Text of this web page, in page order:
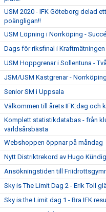
USM 2020 - IFK Göteborg delad
poängligan!!
USM Löpning i Norrköping -
Dags för riksfinal i
USM Hoppgrenar i Sollentuna -
JSM/USM Kastgrenar - Norrköping
Senior SM i Uppsala
Välkommen till årets IFK:dag och
Komplett statistikdatabas - från
världsårsbästa
Webshoppen öppnar på måndag
Nytt Distriktrekord av Hugo
Ansökningstiden till
Sky is The Limit Dag 2 - Erik Toll
Sky is the Limit dag 1 - Bra IFK